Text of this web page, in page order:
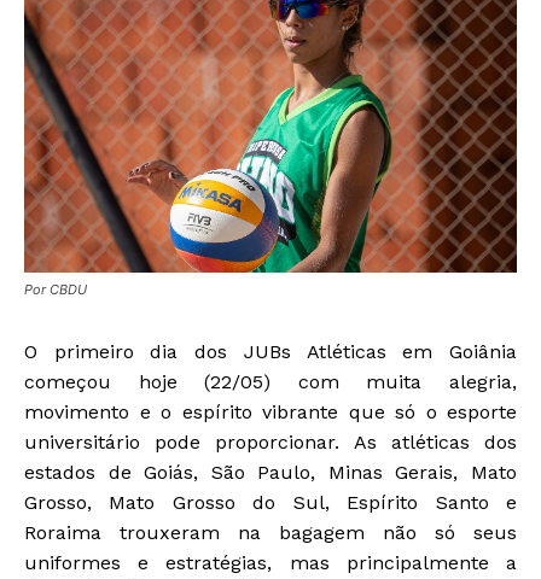
Por CBDU
O primeiro dia dos JUBs Atléticas em Goiânia
começou hoje (22/05) com muita alegria,
movimento e o espírito vibrante que só o esporte
universitário pode proporcionar. As atléticas dos
estados de Goiás, São Paulo, Minas Gerais, Mato
Grosso, Mato Grosso do Sul, Espírito Santo e
Roraima trouxeram na bagagem não só seus
uniformes e estratégias, mas principalmente a